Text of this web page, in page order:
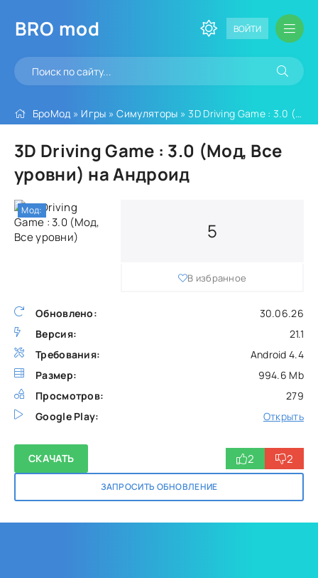
BRO mod ВОЙТИ
БроМод » Игры »Симуляторы » 3D Driving Game : 3.0 (Мод, Все уровни)
3D Driving Game : 3.0 (Мод, Все
уровни) на Андроид
Обновлено:
30.06.26
Версия:
21.1
Требования:
Android 4.4
Размер:
994.6 Mb
Просмотров:
279
Google Play:
Открыть
5
В избранное
СКАЧАТЬ
ЗАПРОСИТЬ ОБНОВЛЕНИЕ
2 2
Мод: